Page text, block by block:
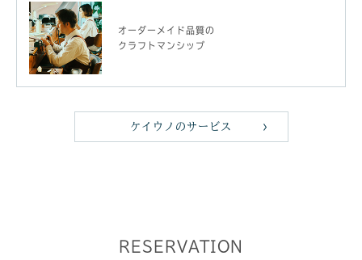
オーダーメイド品質の
クラフトマンシップ
ケイウノのサービス
RESERVATION